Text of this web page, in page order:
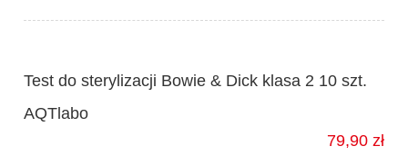
Test do sterylizacji Bowie & Dick klasa 2 10 szt.
AQTlabo
79,90 zł